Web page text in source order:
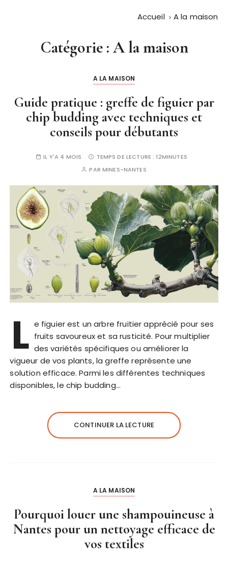
Accueil A la maison
Catégorie :A la maison
A LA MAISON
Guide pratique : greffe de figuier par
chip budding avec techniques et
conseils pour débutants
IL Y'A 4 MOIS TEMPS DE LECTURE :12MINUTES
PAR MINES-NANTES
L e figuier est un arbre fruitier apprécié pour ses
fruits savoureux et sa rusticité. Pour multiplier
des variétés spécifiques ou améliorer la
vigueur de vos plants, la greffe représente une
solution efficace. Parmi les différentes techniques
disponibles, le chip budding…
CONTINUER LA LECTURE
A LA MAISON
Pourquoi louer une shampouineuse à
Nantes pour un nettoyage efficace de
vos textiles